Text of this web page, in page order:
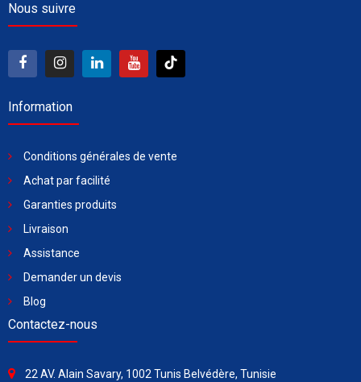
Nous suivre
Information
Conditions générales de vente
Achat par facilité
Garanties produits
Livraison
Assistance
Demander un devis
Blog
Contactez-nous
22 AV. Alain Savary, 1002 Tunis Belvédère, Tunisie